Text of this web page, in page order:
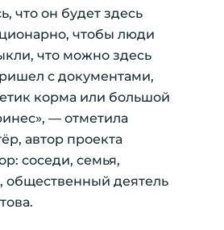
что он будет здесь
чтобы люди
что можно здесь
с документами,
корма или большой
— отметила
автор проекта
соседи, семья,
общественный деятель